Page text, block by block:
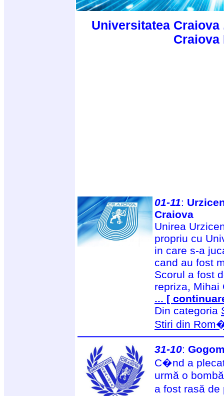
Universitatea
Craiova
01-11:
Craiova
Unirea
propriu cu
in care s-a
cand au fost
Scorul a fost
repriza, Mihai
... [
Din categoria
Stiri din
31-10:
C�nd a
urmă o
a fost rasă